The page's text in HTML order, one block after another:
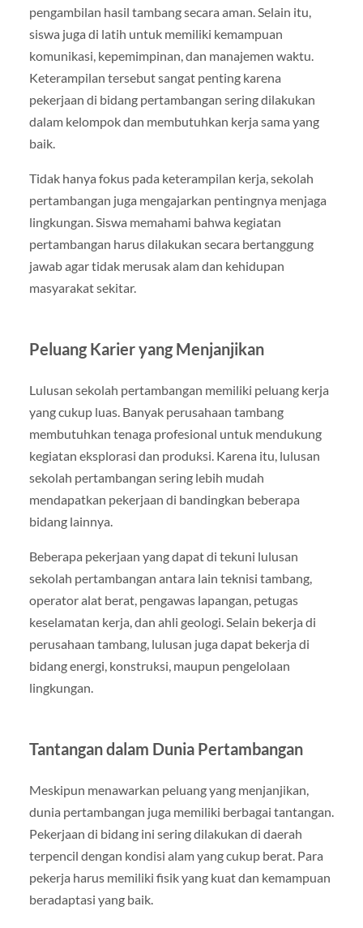
pengambilan hasil tambang secara aman. Selain itu,
siswa juga di latih untuk memiliki kemampuan
komunikasi, kepemimpinan, dan manajemen waktu.
Keterampilan tersebut sangat penting karena
pekerjaan di bidang pertambangan sering dilakukan
dalam kelompok dan membutuhkan kerja sama yang
baik.
Tidak hanya fokus pada keterampilan kerja, sekolah
pertambangan juga mengajarkan pentingnya menjaga
lingkungan. Siswa memahami bahwa kegiatan
pertambangan harus dilakukan secara bertanggung
jawab agar tidak merusak alam dan kehidupan
masyarakat sekitar.
Peluang Karier yang Menjanjikan
Lulusan sekolah pertambangan memiliki peluang kerja
yang cukup luas. Banyak perusahaan tambang
membutuhkan tenaga profesional untuk mendukung
kegiatan eksplorasi dan produksi. Karena itu, lulusan
sekolah pertambangan sering lebih mudah
mendapatkan pekerjaan di bandingkan beberapa
bidang lainnya.
Beberapa pekerjaan yang dapat di tekuni lulusan
sekolah pertambangan antara lain teknisi tambang,
operator alat berat, pengawas lapangan, petugas
keselamatan kerja, dan ahli geologi. Selain bekerja di
perusahaan tambang, lulusan juga dapat bekerja di
bidang energi, konstruksi, maupun pengelolaan
lingkungan.
Tantangan dalam Dunia Pertambangan
Meskipun menawarkan peluang yang menjanjikan,
dunia pertambangan juga memiliki berbagai tantangan.
Pekerjaan di bidang ini sering dilakukan di daerah
terpencil dengan kondisi alam yang cukup berat. Para
pekerja harus memiliki fisik yang kuat dan kemampuan
beradaptasi yang baik.